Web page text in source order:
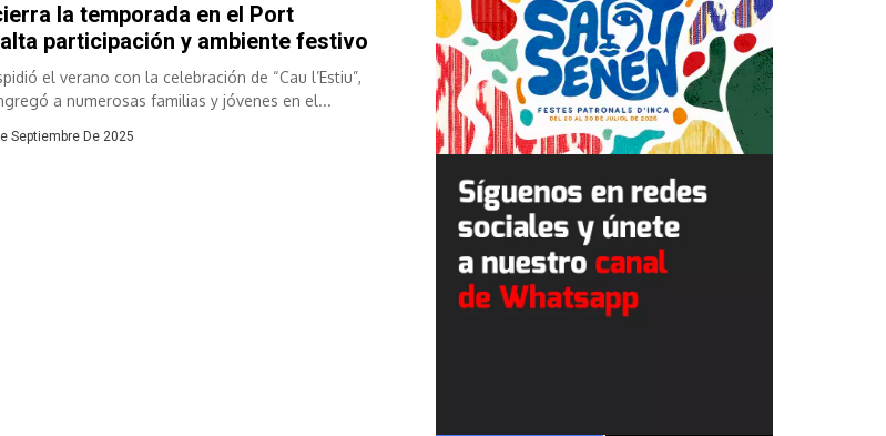
la temporada en el Port
participación y ambiente festivo
el verano con la celebración de “Cau l’Estiu”,
a numerosas familias y jóvenes en el...
Septiembre De 2025